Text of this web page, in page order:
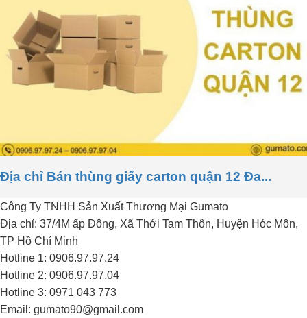
Địa chỉ Bán thùng giấy carton quận 12 Đa...
Công Ty TNHH Sản Xuất Thương Mại Gumato
Địa chỉ: 37/4M ấp Đông, Xã Thới Tam Thôn, Huyện Hóc Môn,
TP Hồ Chí Minh
Hotline 1: 0906.97.97.24
Hotline 2: 0906.97.97.04
Hotline 3: 0971 043 773
Email: gumato90@gmail.com